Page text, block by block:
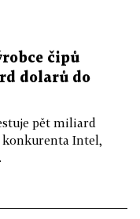
čipů
dolarů do
pět miliard
konkurenta Intel,